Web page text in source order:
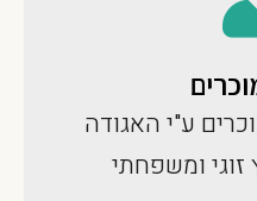
ע"י האגודה
זוגי ומשפחתי